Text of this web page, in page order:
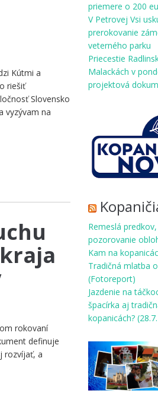
Kútmi a
riešiť
Slovensko
vyzývam na
rokovaní
definuje
rozvíjať, a
priemere o 200
V Petrovej Vsi
prerokovanie
veterného parku
Priecestie
Malackách v
projektová
Remeslá
pozorovanie
Kam na
Tradičná mlatba
(Fotoreport)
Jazdenie na
špacírka aj
kopanicách?